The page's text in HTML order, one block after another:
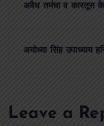
n
अवैध तमंचा व कारतूस के
अयोध्या सिंह उपाध्याय
Leave a